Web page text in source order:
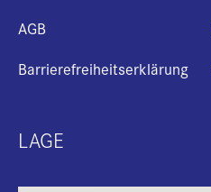
AGB
Barrierefreiheitserklärung
LAGE